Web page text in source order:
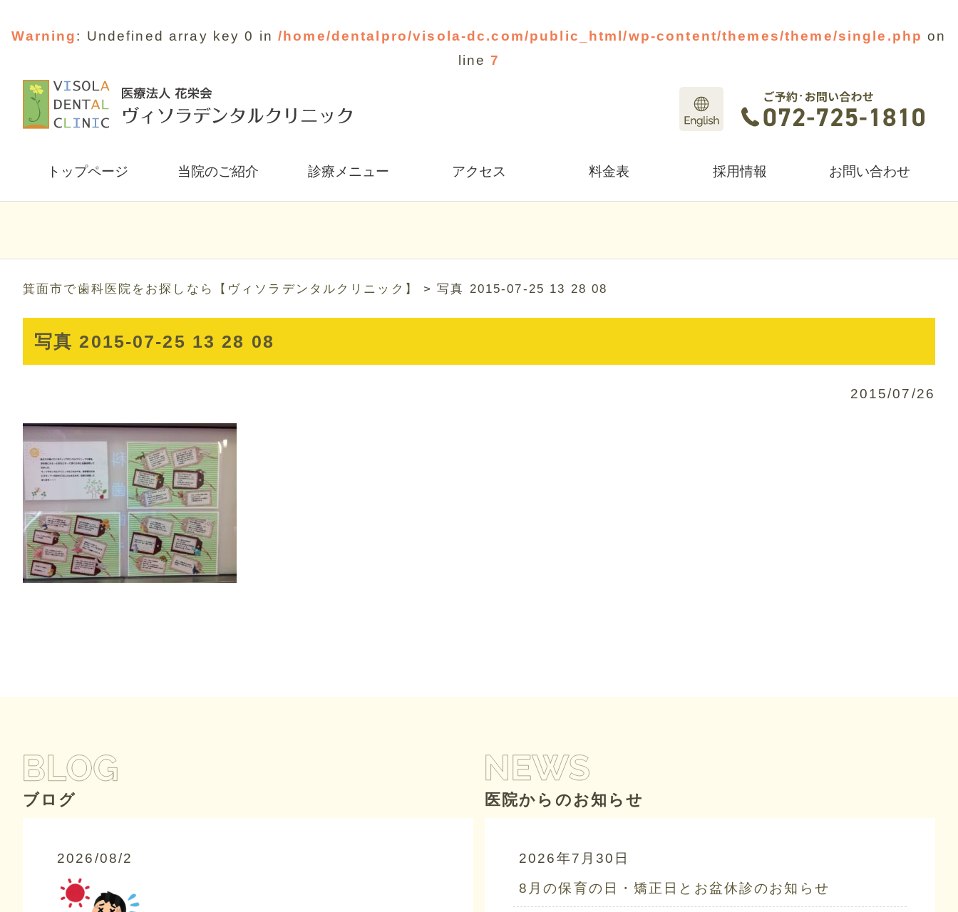
Warning: Undefined array key 0 in /home/dentalpro/visola-dc.com/public_html/wp-content/themes/theme/single.php on
line7
トップページ 当院のご紹介 診療メニュー アクセス 料金表 採用情報 お問い合わせ
箕面市で歯科医院をお探しなら【ヴィソラデンタルクリニック】 >写真 2015-07-25 13 28 08
写真 2015-07-25 13 28 08
2015/07/26
ブログ
2026/08/2
医院からのお知らせ
2026年7月30日
8月の保育の日・矯正日とお盆休診のお知らせ